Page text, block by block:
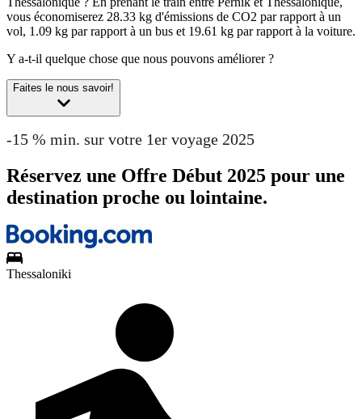
vous économiserez 28.33 kg d'émissions de CO2 par rapport à un
vol, 1.09 kg par rapport à un bus et 19.61 kg par rapport à la voiture.
Y a-t-il quelque chose que nous pouvons améliorer ?
Faites le nous savoir!
-15 % min. sur votre 1er voyage 2025
Réservez une Offre Début 2025 pour une
destination proche ou lointaine.
Thessaloniki